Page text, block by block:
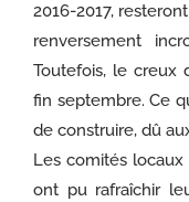
2016-2017,
renversement
Toutefois, le creux
fin septembre. Ce
de construire, dû
Les comités
ont pu rafraîchir